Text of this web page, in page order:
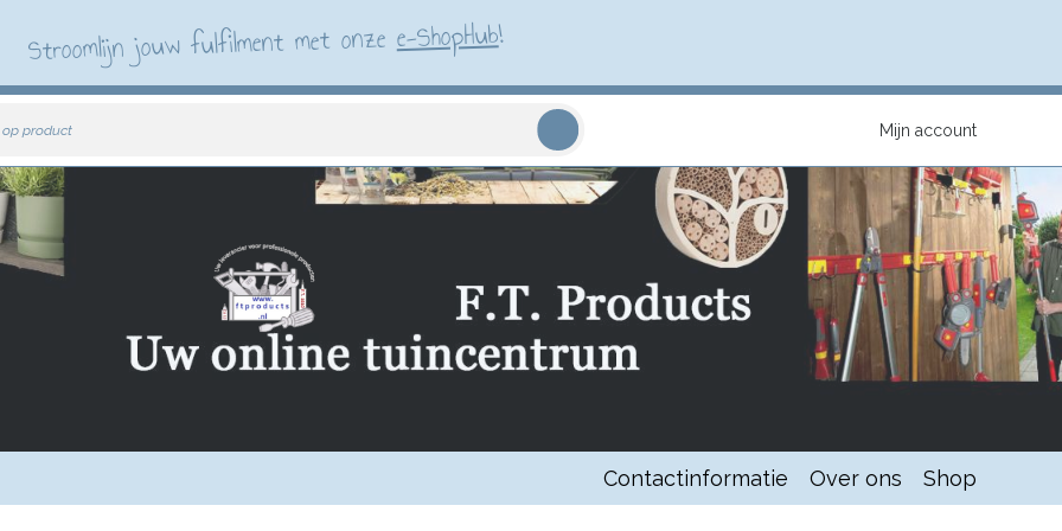
Stroomlijn jouw fulfilment met onzee-ShopHub!
op product Mijn account
Contactinformatie Over ons Shop